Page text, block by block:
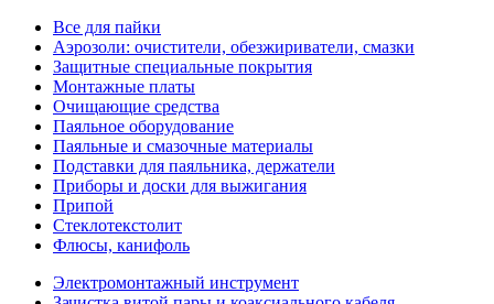
Все для пайки
Аэрозоли: очистители, обезжириватели, смазки
Защитные специальные покрытия
Монтажные платы
Очищающие средства
Паяльное оборудование
Паяльные и смазочные материалы
Подставки для паяльника, держатели
Приборы и доски для выжигания
Припой
Стеклотекстолит
Флюсы, канифоль
Электромонтажный инструмент